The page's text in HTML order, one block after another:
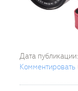
Дата публикации:
Комментировать